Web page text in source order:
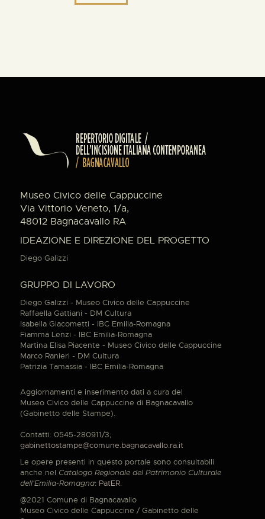
Museo Civico delle Cappuccine
Via Vittorio Veneto, 1/a,
48012 Bagnacavallo RA
IDEAZIONE E DIREZIONE DEL PROGETTO
Diego Galizzi
GRUPPO DI LAVORO
Diego Galizzi - Museo Civico delle Cappuccine
Raffaella Gattiani - DM Cultura
Isabella Giacometti - IBC Emilia-Romagna
Fiamma Lenzi - IBC Emilia-Romagna
Martina Elisa Piacente - Museo Civico delle Cappuccine
Marco Ranieri - DM Cultura
Patrizia Tamassia - IBC Emilia-Romagna
Aggiornamenti e inserimento dati a cura del
Museo Civico delle Cappuccine di Bagnacavallo
(Gabinetto delle Stampe).
Contatti: 0545-280911/3;
gabinettostampe@comune.bagnacavallo.ra.it
Le opere presenti in questo portale sono consultabili
anche nel Catalogo Regionale del Patrimonio Culturale
dell'Emilia-Romagna: PatER.
@2021 Comune di Bagnacavallo
Museo Civico delle Cappuccine / Gabinetto delle